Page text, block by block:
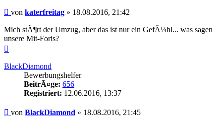
Beitrag
von katerfreitag » 18.08.2016, 21:42
Mich stÃ¶rt der Umzug, aber das ist nur ein GefÃ¼hl... was sagen
unsere Mit-Foris?
BlackDiamond
Bewerbungshelfer
BeitrÃ¤ge: 656
Registriert: 12.06.2016, 13:37
Beitrag
von BlackDiamond » 18.08.2016, 21:45